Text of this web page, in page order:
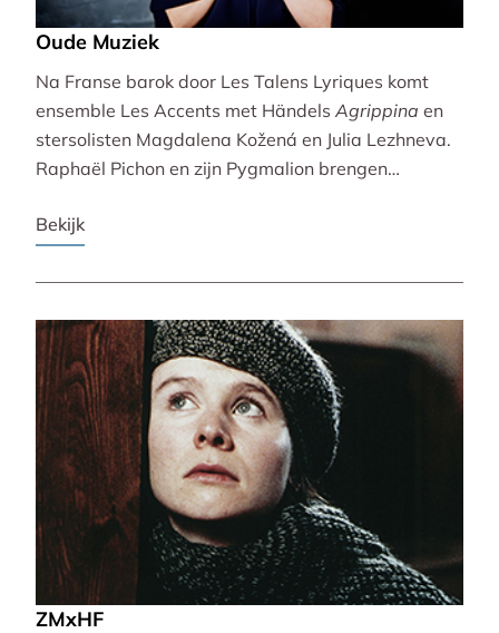
Oude Muziek
Na Franse barok door Les Talens Lyriques komt
ensemble Les Accents met Händels Agrippina en
stersolisten Magdalena Kožená en Julia Lezhneva.
Raphaël Pichon en zijn Pygmalion brengen
Bachvereniging en blokfluitiste Lucie Horsch spelen
Wantenaar, op historische instrumenten! De serie
Andrea Marcon.
Bekijk
ZMxHF